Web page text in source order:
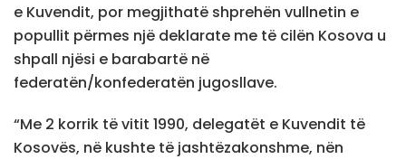
e Kuvendit, por megjithatë shprehën vullnetin e
popullit përmes një deklarate me të cilën Kosova u
shpall njësi e barabartë në
federatën/konfederatën jugosllave.
“Me 2 korrik të vitit 1990, delegatët e Kuvendit të
Kosovës, në kushte të jashtëzakonshme, nën